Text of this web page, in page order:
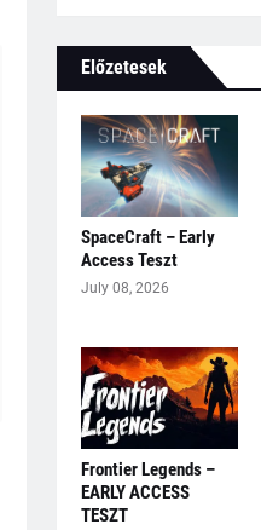
Előzetesek
SpaceCraft – Early
Access Teszt
July 08, 2026
Frontier Legends –
EARLY ACCESS
TESZT